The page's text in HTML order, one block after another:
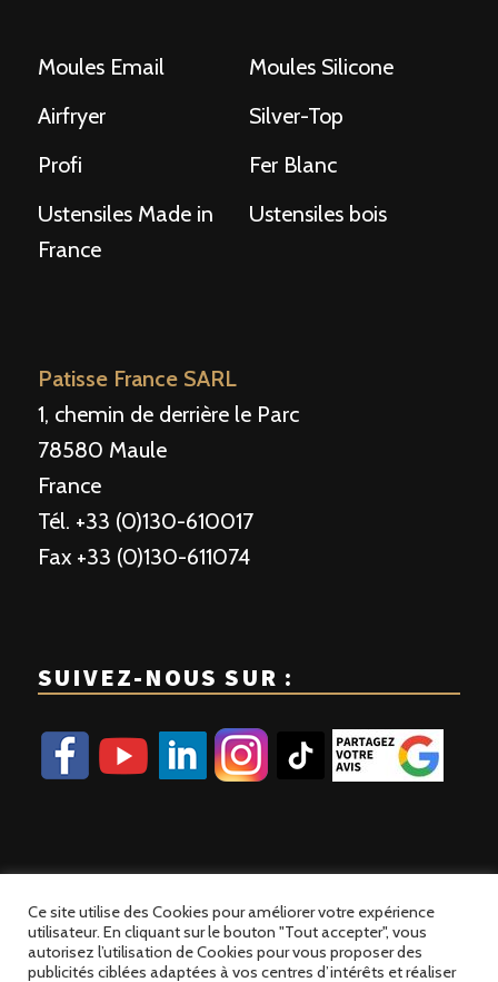
Moules Email
Moules Silicone
Airfryer
Silver-Top
Profi
Fer Blanc
Ustensiles Made in
France
Ustensiles bois
Patisse France SARL
1, chemin de derrière le Parc
78580 Maule
France
Tél. +33 (0)130-610017
Fax +33 (0)130-611074
SUIVEZ-NOUS SUR :
Ce site utilise des Cookies pour améliorer votre expérience
utilisateur. En cliquant sur le bouton "Tout accepter", vous
autorisez l’utilisation de Cookies pour vous proposer des
publicités ciblées adaptées à vos centres d’intérêts et réaliser